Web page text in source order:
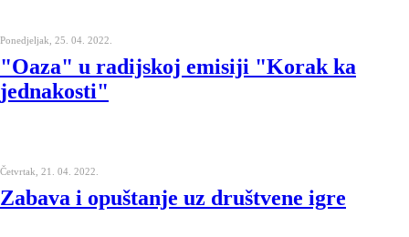
Ponedjeljak, 25. 04. 2022.
"Oaza" u radijskoj emisiji "Korak ka
jednakosti"
Četvrtak, 21. 04. 2022.
Zabava i opuštanje uz društvene igre